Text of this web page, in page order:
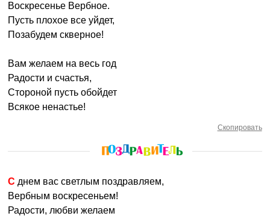
Воскресенье Вербное.
Пусть плохое все уйдет,
Позабудем скверное!
Вам желаем на весь год
Радости и счастья,
Стороной пусть обойдет
Всякое ненастье!
Скопировать
С днем вас светлым поздравляем,
Вербным воскресеньем!
Радости, любви желаем